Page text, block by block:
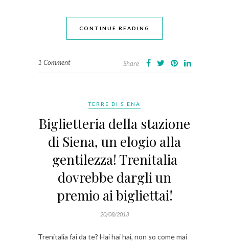
CONTINUE READING
1 Comment Share
TERRE DI SIENA
Biglietteria della stazione
di Siena, un elogio alla
gentilezza! Trenitalia
dovrebbe dargli un
premio ai bigliettai!
20/08/2013
Trenitalia fai da te? Hai hai hai, non so come mai